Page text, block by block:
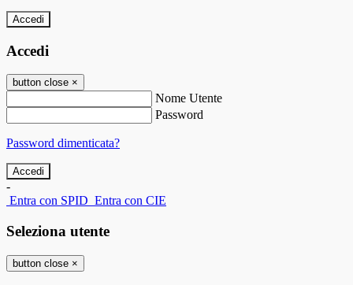
Accedi
Accedi
button close ×
Nome Utente
Password
Password dimenticata?
-
Entra con SPID Entra con CIE
Seleziona utente
button close ×